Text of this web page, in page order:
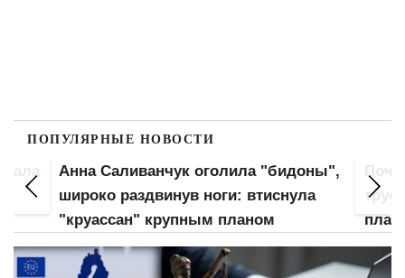
ПОПУЛЯРНЫЕ НОВОСТИ
Анна Саливанчук оголила "бидоны",
широко раздвинув ноги: втиснула
"круассан" крупным планом